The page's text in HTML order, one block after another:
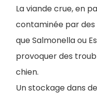
La viande crue, en
contaminée par
que Salmonella ou
provoquer des
chien.
Un stockage dans